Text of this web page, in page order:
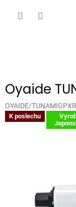
Oyaide
OYAIDE/
K poslechu